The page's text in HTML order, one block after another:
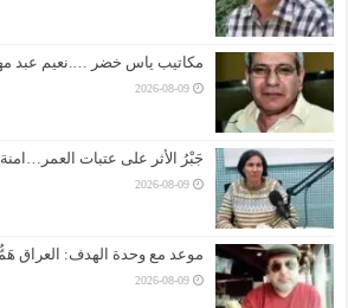
مكاتيب ياس خضر ….نعيم عبد
2026-08-09
جَبْرُ الأثر على عتبات
2026-08-09
موعد مع وحدة الهدف: العراق
2026-08-09